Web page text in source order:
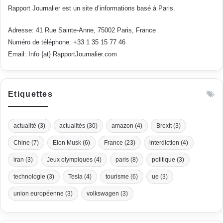
Rapport Journalier est un site d’informations basé à Paris.
Adresse: 41 Rue Sainte-Anne, 75002 Paris, France
Numéro de téléphone: +33 1 35 15 77 46
Email: Info {at} RapportJournalier.com
Etiquettes
actualité (3) actualités (30) amazon (4) Brexit(3)
Chine (7) Elon Musk (6) France (23) interdiction (4)
iran (3) Jeux olympiques (4) paris (8) politique (3)
technologie (3) Tesla (4) tourisme (6) ue (3)
union européenne (3) volkswagen (3)